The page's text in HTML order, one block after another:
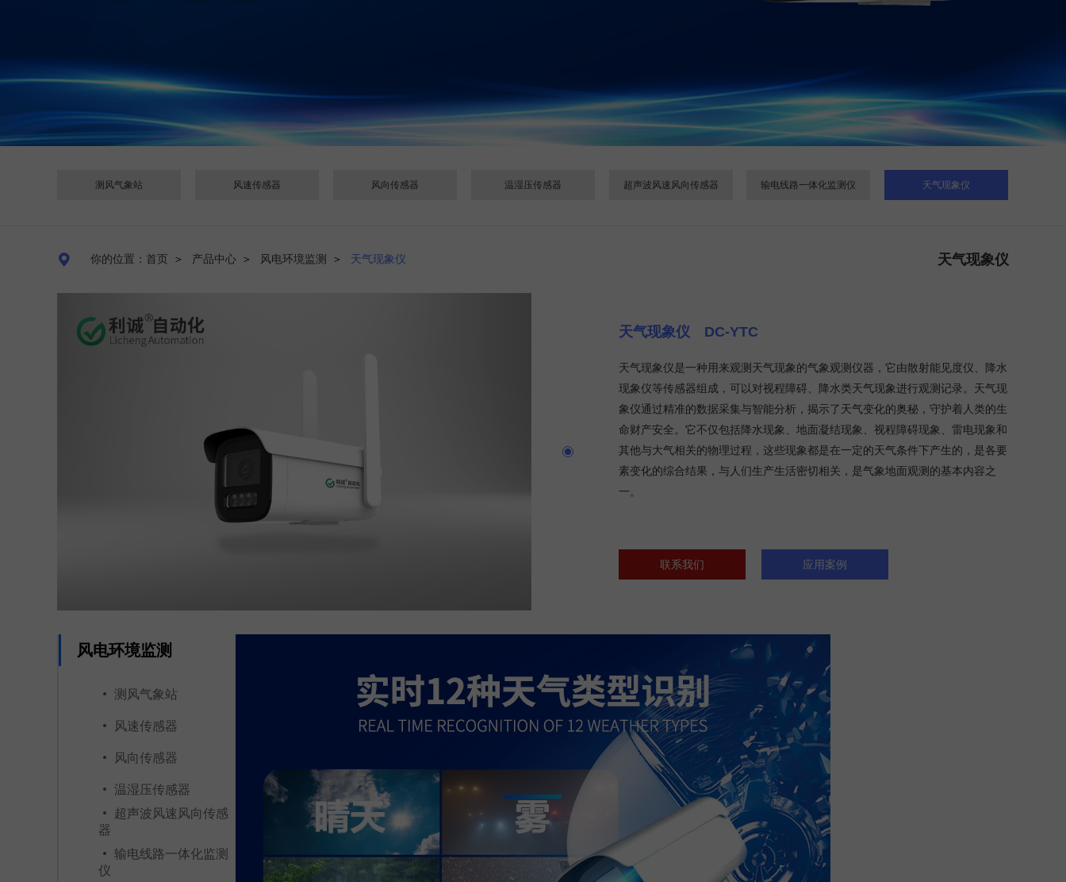
测风气象站 风速传感器 风向传感器 温湿压传感器 超声波风速风向传感器 输电线路一体化监测仪 天气现象仪
 你的位置：首页 ＞ 产品中心 ＞ 风电环境监测 ＞ 天气现象仪 天气现象仪
天气现象仪 DC-YTC
天气现象仪是一种用来观测天气现象的气象观测仪器‌，它由散射能见度仪、降水
现象仪等传感器组成，可以对视程障碍、降水类天气现象进行观测记录。天气现
象仪通过精准的数据采集与智能分析，揭示了天气变化的奥秘，守护着人类的生
命财产安全。它不仅包括降水现象、地面凝结现象、视程障碍现象、雷电现象和
其他与大气相关的物理过程，这些现象都是在一定的天气条件下产生的，是各要
素变化的综合结果，与人们生产生活密切相关，是气象地面观测的基本内容之
一。
联系我们 应用案例
风电环境监测
测风气象站
风速传感器
风向传感器
温湿压传感器
超声波风速风向传感
器
输电线路一体化监测
仪